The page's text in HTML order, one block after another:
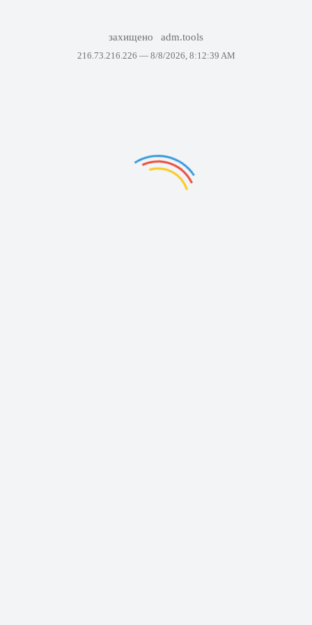
захищено adm.tools
216.73.216.226 — 8/8/2026, 8:12:39 AM